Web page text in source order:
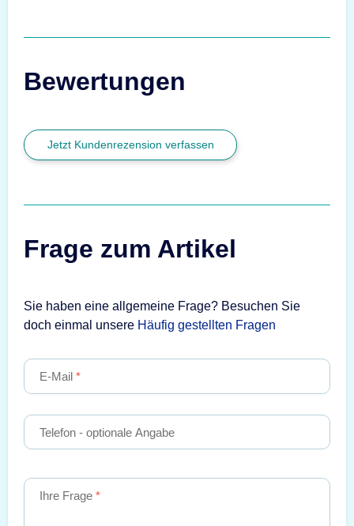
Bewertungen
Jetzt Kundenrezension verfassen
Frage zum Artikel
Sie haben eine allgemeine Frage? Besuchen Sie
doch einmal unsere Häufig gestellten Fragen
E-Mail
Telefon - optionale Angabe
Ihre Frage